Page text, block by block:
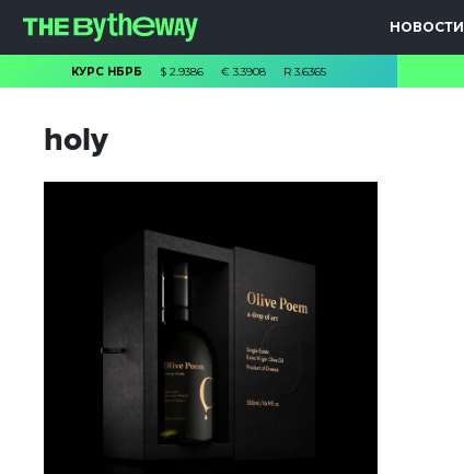
НОВОСТИ
КУРС НБРБ $2.9386 € 3.3908 R3.6365
hоly